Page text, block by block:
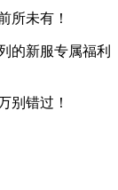
所未有！
的新服专属福利
别错过！